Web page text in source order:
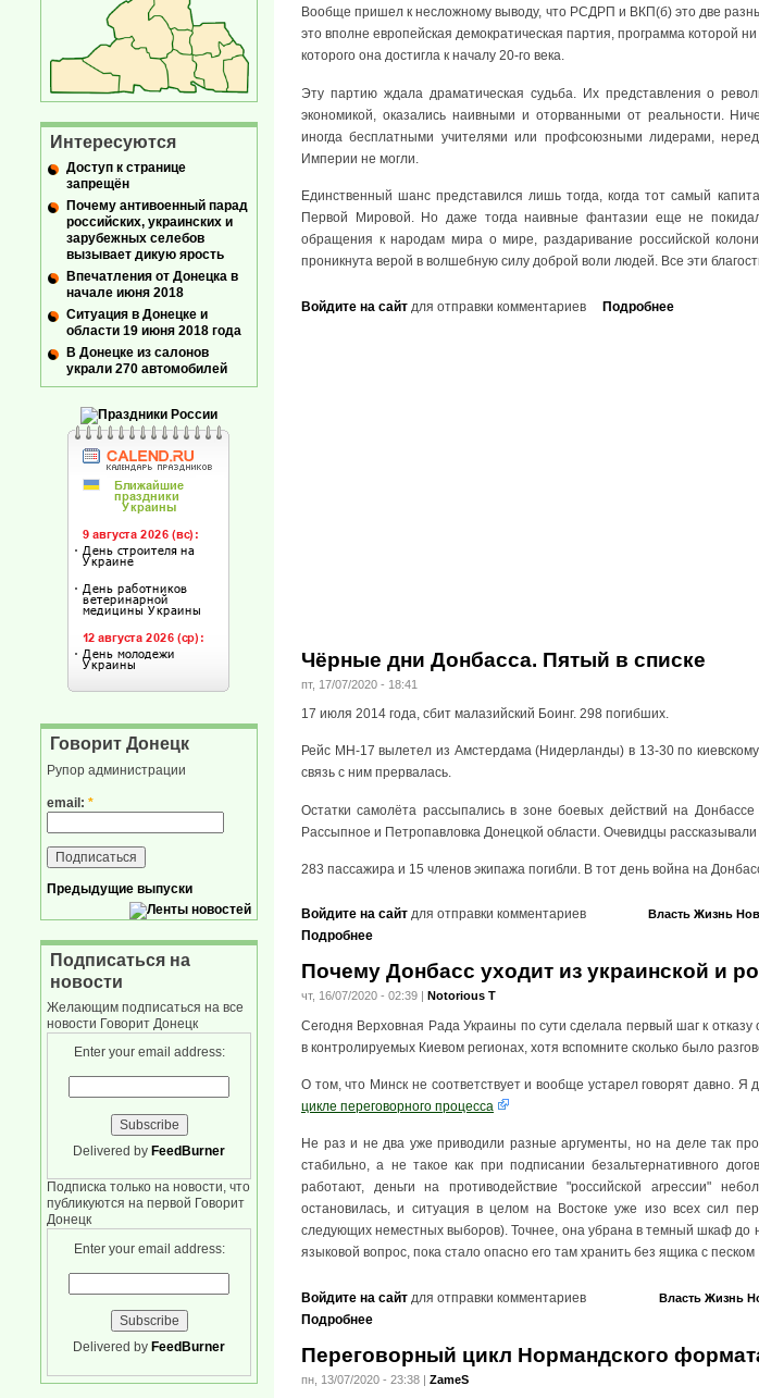
Вообще пришел к несложному выводу, что РСДРП и ВКП(б) это две
это вполне европейская демократическая партия, программа которой
которого она достигла к началу 20-го века.
Эту партию ждала драматическая судьба. Их представления о
экономикой, оказались наивными и оторванными от реальности.
иногда бесплатными учителями или профсоюзными лидерами,
Империи не могли.
Единственный шанс представился лишь тогда, когда тот самый
Первой Мировой. Но даже тогда наивные фантазии еще не
обращения к народам мира о мире, раздаривание российской
проникнута верой в волшебную силу доброй воли людей. Все эти
Войдите на сайт для отправки комментариев Подробнее
Чёрные дни Донбасса. Пятый в списке
пт, 17/07/2020 - 18:41
17 июля 2014 года, сбит малазийский Боинг. 298 погибших.
Рейс MH-17 вылетел из Амстердама (Нидерланды) в 13-30 по
связь с ним прервалась.
Остатки самолёта рассыпались в зоне боевых действий на
Рассыпное и Петропавловка Донецкой области. Очевидцы
283 пассажира и 15 членов экипажа погибли. В тот день война на
Власть Жизнь
Войдите на сайт для отправки комментариев
Подробнее
Почему Донбасс уходит из украинской и
чт, 16/07/2020 - 02:39 Notorious T
Сегодня Верховная Рада Украины по сути сделала первый шаг к
в контролируемых Киевом регионах, хотя вспомните сколько было
О том, что Минск не соответствует и вообще устарел говорят давно.
цикле переговорного процесса
Не раз и не два уже приводили разные аргументы, но на деле так
стабильно, а не такое как при подписании безальтернативного
работают, деньги на противодействие "российской агрессии"
остановилась, и ситуация в целом на Востоке уже изо всех сил
следующих неместных выборов). Точнее, она убрана в темный шкаф до
языковой вопрос, пока стало опасно его там хранить без ящика с песком
Власть Жизнь
Войдите на сайт для отправки комментариев
Подробнее
Переговорный цикл Нормандского
пн, 13/07/2020 - 23:38 | ZameS
Интересуются
Доступ к странице
запрещён
Почему антивоенный парад
российских, украинских и
зарубежных селебов
вызывает дикую ярость
Впечатления от Донецка в
начале июня 2018
Ситуация в Донецке и
области 19 июня 2018 года
В Донецке из салонов
украли 270 автомобилей
Говорит Донецк
Рупор администрации
email: *
Предыдущие выпуски
Подписаться на
новости
Желающим подписаться на все
новости Говорит Донецк
Enter your email address:
Delivered by FeedBurner
Подписка только на новости, что
публикуются на первой Говорит
Донецк
Enter your email address:
Delivered by FeedBurner